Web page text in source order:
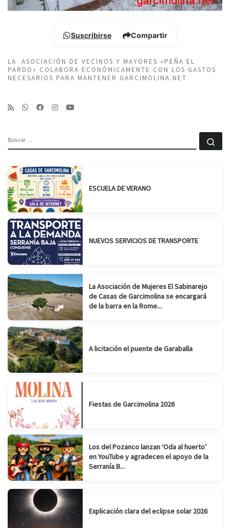
Suscribirse Compartir
LA ASOCIACIÓN DE VECINOS Y MAYORES «PEÑA EL
PARDO» COLABORA ECONÓMICAMENTE CON LOS GASTOS
NECESARIOS PARA MANTENER GARCIMOLINA.NET
ESCUELA DE VERANO
NUEVOS SERVICIOS DE TRANSPORTE
La Asociación de Mujeres El Sabinarejo
de Casas de Garcimolina se encargará
de la barra en la Rome...
A licitación el puente de Garaballa
Fiestas de Garcimolina 2026
Los del Pozanco lanzan ‘Oda al huerto’
en YouTube y agradecen el apoyo de la
Serranía B...
Explicación clara del eclipse solar 2026